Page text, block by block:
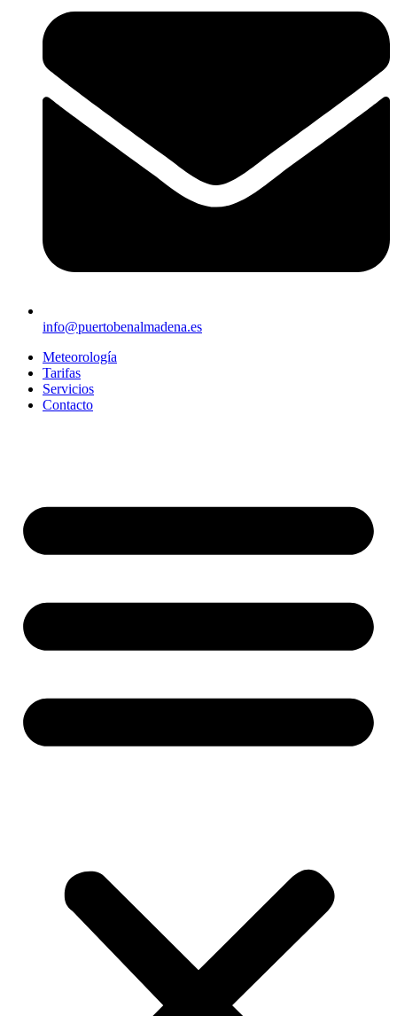
info@puertobenalmadena.es
Meteorología
Tarifas
Servicios
Contacto